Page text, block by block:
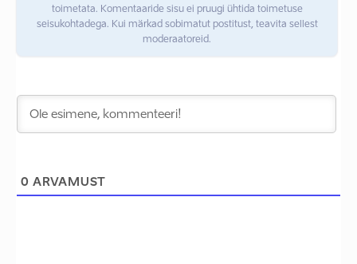
toimetata. Komentaaride sisu ei pruugi ühtida toimetuse
seisukohtadega. Kui märkad sobimatut postitust, teavita sellest
moderaatoreid.
0 ARVAMUST